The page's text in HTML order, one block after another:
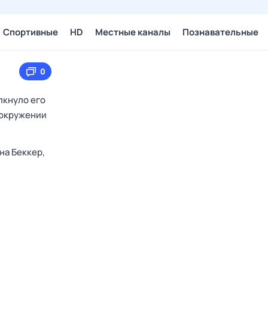
Спортивные HD Местные каналы Познавательные
0
его
Беккер,